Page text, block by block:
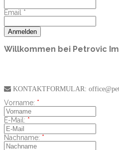
Email *
Willkommen bei Petrovic
KONTAKTFORMULAR:
Vorname: *
E-Mail: *
Nachname: *